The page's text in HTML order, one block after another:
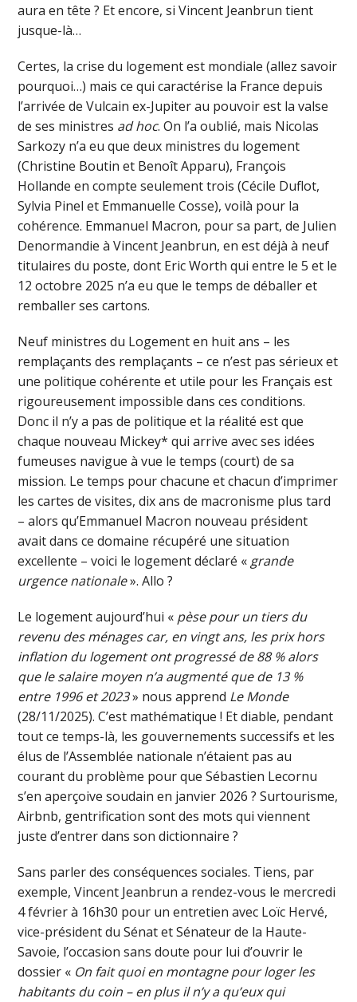
aura en tête ? Et encore, si Vincent Jeanbrun tient
jusque-là…
Certes, la crise du logement est mondiale (allez savoir
pourquoi…) mais ce qui caractérise la France depuis
l’arrivée de Vulcain ex-Jupiter au pouvoir est la valse
de ses ministres ad hoc. On l’a oublié, mais Nicolas
Sarkozy n’a eu que deux ministres du logement
(Christine Boutin et Benoît Apparu), François
Hollande en compte seulement trois (Cécile Duflot,
Sylvia Pinel et Emmanuelle Cosse), voilà pour la
cohérence. Emmanuel Macron, pour sa part, de Julien
Denormandie à Vincent Jeanbrun, en est déjà à neuf
titulaires du poste, dont Eric Worth qui entre le 5 et le
12 octobre 2025 n’a eu que le temps de déballer et
remballer ses cartons.
Neuf ministres du Logement en huit ans – les
remplaçants des remplaçants – ce n’est pas sérieux et
une politique cohérente et utile pour les Français est
rigoureusement impossible dans ces conditions.
Donc il n’y a pas de politique et la réalité est que
chaque nouveau Mickey* qui arrive avec ses idées
fumeuses navigue à vue le temps (court) de sa
mission. Le temps pour chacune et chacun d’imprimer
les cartes de visites, dix ans de macronisme plus tard
– alors qu’Emmanuel Macron nouveau président
avait dans ce domaine récupéré une situation
excellente – voici le logement déclaré « grande
urgence nationale». Allo ?
Le logement aujourd’hui « pèse pour un tiers du
revenu des ménages car, en vingt ans, les prix hors
inflation du logement ont progressé de 88 % alors
que le salaire moyen n’a augmenté que de 13 %
entre 1996 et 2023» nous apprend Le Monde
(28/11/2025). C’est mathématique ! Et diable, pendant
tout ce temps-là, les gouvernements successifs et les
élus de l’Assemblée nationale n’étaient pas au
courant du problème pour que Sébastien Lecornu
s’en aperçoive soudain en janvier 2026 ? Surtourisme,
Airbnb, gentrification sont des mots qui viennent
juste d’entrer dans son dictionnaire ?
Sans parler des conséquences sociales. Tiens, par
exemple, Vincent Jeanbrun a rendez-vous le mercredi
4 février à 16h30 pour un entretien avec Loïc Hervé,
vice-président du Sénat et Sénateur de la Haute-
Savoie, l’occasion sans doute pour lui d’ouvrir le
dossier « On fait quoi en montagne pour loger les
habitants du coin – en plus il n’y a qu’eux qui